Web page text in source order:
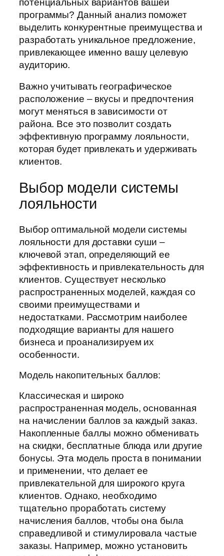
программы? Данный анализ поможет
выделить конкурентные преимущества и
разработать уникальное предложение,
привлекающее именно вашу целевую
аудиторию.
Важно учитывать географическое
расположение – вкусы и предпочтения
могут меняться в зависимости от
района. Все это позволит создать
эффективную программу лояльности,
которая будет привлекать и удерживать
клиентов.
Выбор модели системы
лояльности
Выбор оптимальной модели системы
лояльности для доставки суши –
ключевой этап, определяющий ее
эффективность и привлекательность для
клиентов. Существует несколько
распространенных моделей, каждая со
своими преимуществами и
недостатками. Рассмотрим наиболее
подходящие варианты для нашего
бизнеса и проанализируем их
особенности.
Модель накопительных баллов:
Классическая и широко
распространенная модель, основанная
на начислении баллов за каждый заказ.
Накопленные баллы можно обменивать
на скидки, бесплатные блюда или другие
бонусы. Эта модель проста в понимании
и применении, что делает ее
привлекательной для широкого круга
клиентов. Однако, необходимо
тщательно проработать систему
начисления баллов, чтобы она была
справедливой и стимулировала частые
заказы. Например, можно установить